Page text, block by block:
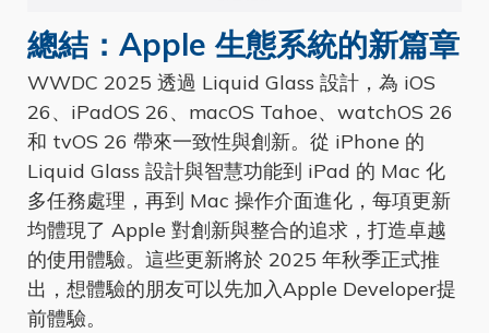
總結：Apple 生態系統的新篇章
WWDC 2025 透過 Liquid Glass 設計，為 iOS
26、iPadOS 26、macOS Tahoe、watchOS 26
和 tvOS 26 帶來一致性與創新。從 iPhone 的
Liquid Glass 設計與智慧功能到 iPad 的 Mac 化
多任務處理，再到 Mac 操作介面進化，每項更新
均體現了 Apple 對創新與整合的追求，打造卓越
的使用體驗。這些更新將於 2025 年秋季正式推
出，想體驗的朋友可以先加入Apple Developer提
前體驗。